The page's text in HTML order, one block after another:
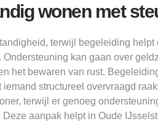
wonen met
terwijl begeleiding helpt
kan gaan over
het bewaren van rust.
structureel overvraagd
terwijl er genoeg
aanpak helpt in Oude